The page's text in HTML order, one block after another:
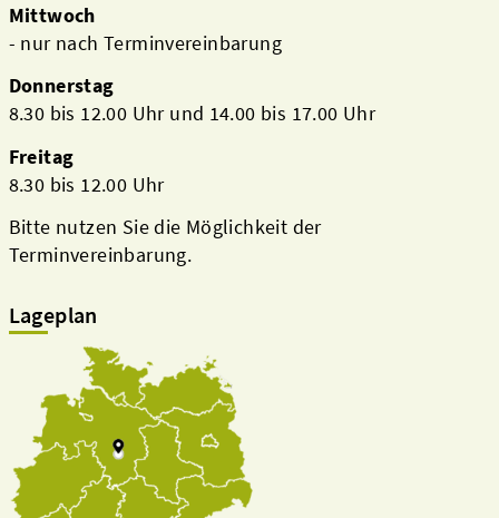
Mittwoch
- nur nach Terminvereinbarung
Donnerstag
8.30 bis 12.00 Uhr und 14.00 bis 17.00 Uhr
Freitag
8.30 bis 12.00 Uhr
Bitte nutzen Sie die Möglichkeit der
Terminvereinbarung.
Lageplan